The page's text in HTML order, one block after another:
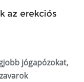
az erekciós
jógapózokat,